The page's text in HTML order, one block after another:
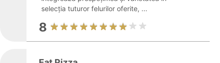
selecția tuturor felurilor oferite, ...
8